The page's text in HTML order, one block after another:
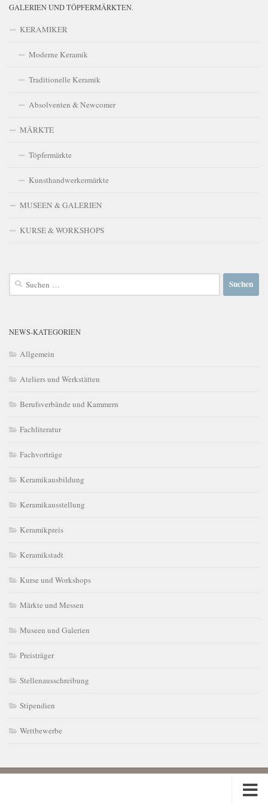
GALERIEN UND TÖPFERMÄRKTEN.
KERAMIKER
Moderne Keramik
Traditionelle Keramik
Absolventen & Newcomer
MÄRKTE
Töpfermärkte
Kunsthandwerkermärkte
MUSEEN & GALERIEN
KURSE & WORKSHOPS
Suchen
NEWS-KATEGORIEN
Allgemein
Ateliers und Werkstätten
Berufsverbände und Kammern
Fachliteratur
Fachvorträge
Keramikausbildung
Keramikausstellung
Keramikpreis
Keramikstadt
Kurse und Workshops
Märkte und Messen
Museen und Galerien
Preisträger
Stellenausschreibung
Stipendien
Wettbewerbe